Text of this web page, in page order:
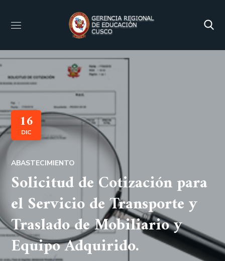
16
DIC
ABASTECIMIENTO
Solicitud de Cotización para
el Servicio de Transporte y
Traslado de Mobiliario y
Equipo Adquirido.